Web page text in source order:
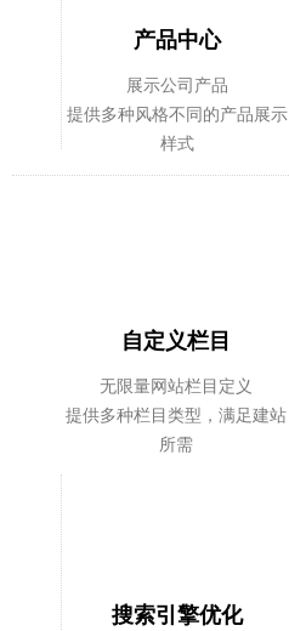
产品中心
展示公司产品
提供多种风格不同的产品展示
样式
自定义栏目
无限量网站栏目定义
提供多种栏目类型，满足建站
所需
搜索引擎优化